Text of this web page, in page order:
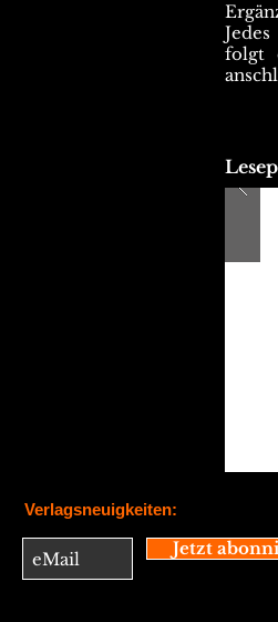
folgt
Verlagsneuigkeiten:
Jetzt